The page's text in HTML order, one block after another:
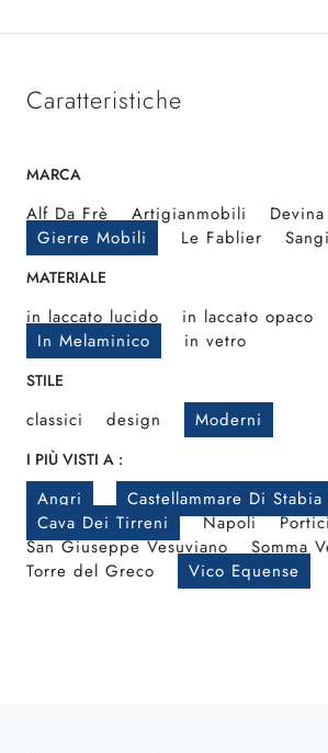
Caratteristiche
MARCA
Alf Da Frè Artigianmobili
Gierre Mobili
Le Fablier
MATERIALE
in laccato lucido in laccato opaco
In Melaminico
in vetro
STILE
classici design Moderni
I PIÙ VISTI A :
Angri
Castellammare Di Stabia
Cava Dei Tirreni
Napoli
San Giuseppe Vesuviano
Somma
Torre del Greco
Vico Equense